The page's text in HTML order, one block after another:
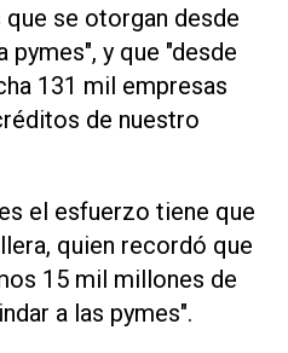
se otorgan desde
pymes", y que "desde
131 mil empresas
de nuestro
el esfuerzo tiene que
quien recordó que
15 mil millones de
a las pymes".